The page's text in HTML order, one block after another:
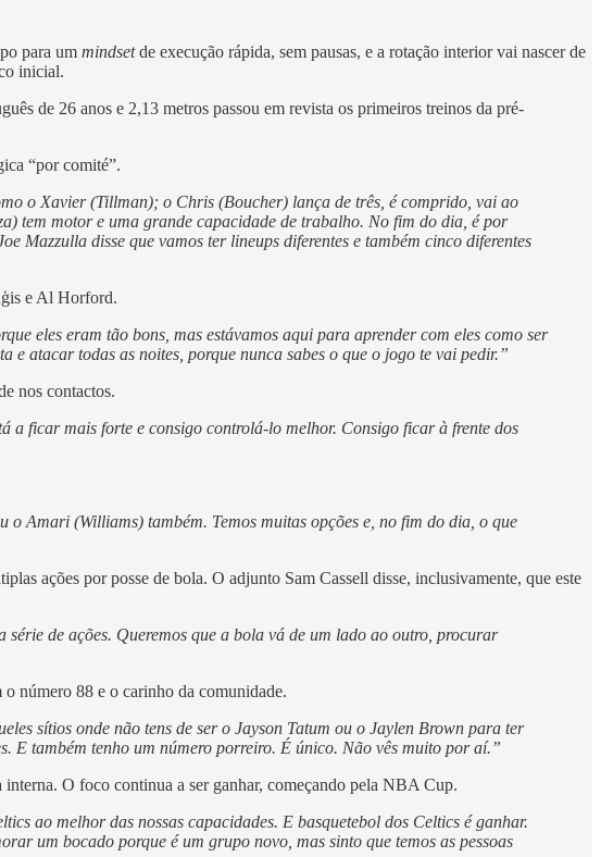
para um mindsetde execução rápida, sem pausas, e a rotação interior vai nascer de
inicial.
de 26 anos e 2,13 metros passou em revista os primeiros treinos da pré-
“por comité”.
o Xavier (Tillman); o Chris (Boucher) lança de três, é comprido, vai ao
tem motor e uma grande capacidade de trabalho. No fim do dia, é por
Mazzulla disse que vamos ter lineups diferentes e também cinco diferentes
e Al Horford.
eles eram tão bons, mas estávamos aqui para aprender com eles como ser
e atacar todas as noites, porque nunca sabes o que o jogo te vai pedir.”
nos contactos.
a ficar mais forte e consigo controlá-lo melhor. Consigo ficar à frente dos
Amari (Williams) também. Temos muitas opções e, no fim do dia, o que
ações por posse de bola. O adjunto Sam Cassell disse, inclusivamente, que este
de ações. Queremos que a bola vá de um lado ao outro, procurar
número 88 e o carinho da comunidade.
sítios onde não tens de ser o Jayson Tatum ou o Jaylen Brown para ter
E também tenho um número porreiro. É único. Não vês muito por aí.”
O foco continua a ser ganhar, começando pela NBA Cup.
ao melhor das nossas capacidades. E basquetebol dos Celtics é ganhar.
um bocado porque é um grupo novo, mas sinto que temos as pessoas